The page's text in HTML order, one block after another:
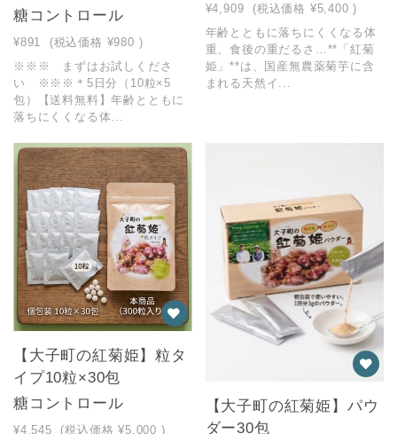
糖コントロール
¥891 (税込価格 ¥980 )
※※※ まずはお試しくださ
い ※※※＊5日分（10粒×5
包）【送料無料】年齢とともに
落ちにくくなる体...
¥4,909 (税込価格 ¥5,400 )
年齢とともに落ちにくくなる体
重、食後の重だるさ…**「紅菊
姫」**は、国産無農薬菊芋に含
まれる天然イ...
【大子町の紅菊姫】粒タ
イプ10粒×30包
糖コントロール
¥4,545 (税込価格 ¥5,000 )
【大子町の紅菊姫】パウ
ダー30包